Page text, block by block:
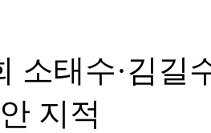
소태수·김길
지적